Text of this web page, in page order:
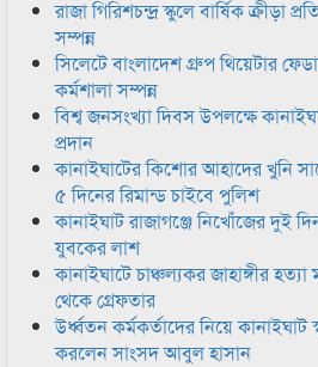
রাজা গিরিশচন্দ্র স্কুলে বার্ষিক ক্রীড়া
সম্পন্ন
সিলেটে বাংলাদেশ গ্রুপ থিয়েটার
কর্মশালা সম্পন্ন
বিশ্ব জনসংখ্যা দিবস উপলক্ষে
প্রদান
কানাইঘাটের কিশোর আহাদের খুনি
৫ দিনের রিমান্ড চাইবে পুলিশ
কানাইঘাট রাজাগঞ্জে নিখোঁজের দুই
যুবকের লাশ
কানাইঘাটে চাঞ্চল্যকর জাহাঙ্গীর
থেকে গ্রেফতার
উর্ধ্বতন কর্মকর্তাদের নিয়ে কানাইঘাট
করলেন সাংসদ আবুল হাসান